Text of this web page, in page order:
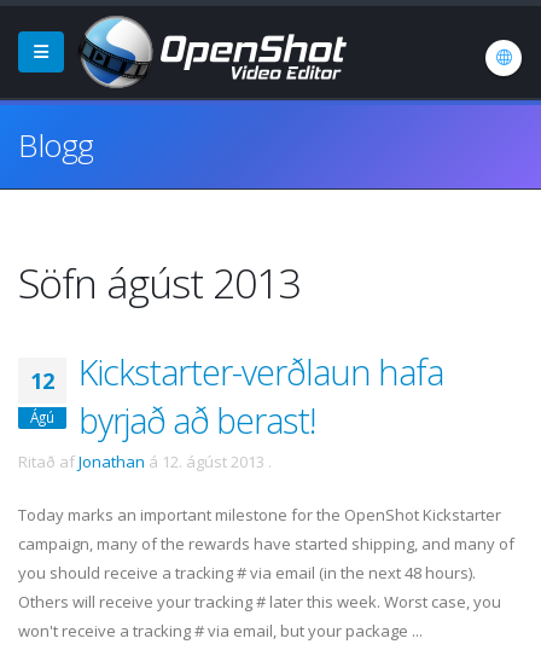
Blogg
Söfn ágúst 2013
12
Ágú
Kickstarter-verðlaun hafa
byrjað að berast!
Ritað afJonathan á 12. ágúst 2013 .
Today marks an important milestone for the OpenShot Kickstarter
campaign, many of the rewards have started shipping, and many of
you should receive a tracking # via email (in the next 48 hours).
Others will receive your tracking # later this week. Worst case, you
won't receive a tracking # via email, but your package ...